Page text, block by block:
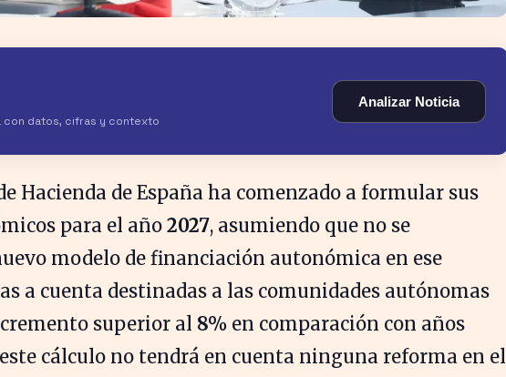
con datos, cifras y contexto
Analizar Noticia
Hacienda de España ha comenzado a formular sus
para el año 2027, asumiendo que no se
modelo de financiación autonómica en ese
a cuenta destinadas a las comunidades autónomas
superior al 8% en comparación con años
cálculo no tendrá en cuenta ninguna reforma en el